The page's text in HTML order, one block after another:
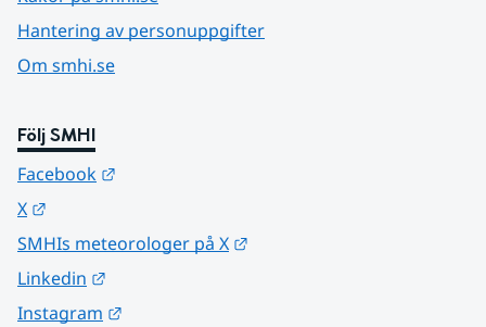
Hantering av personuppgifter
Om smhi.se
Följ SMHI
Facebook
X
SMHIs meteorologer på X
Linkedin
Instagram